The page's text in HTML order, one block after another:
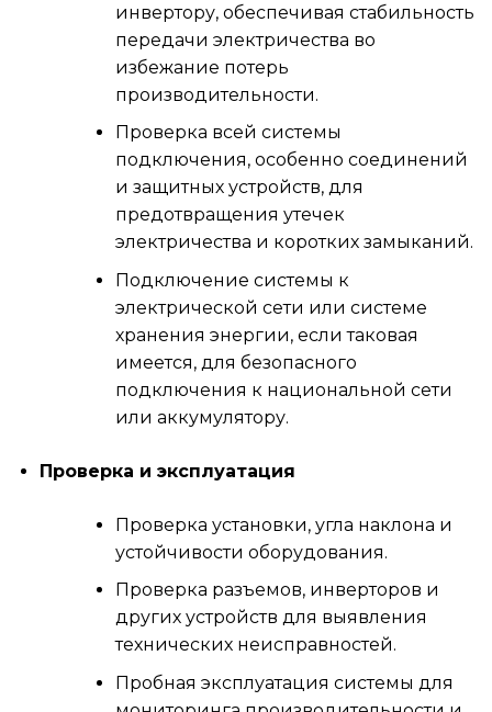
инвертору, обеспечивая стабильность
передачи электричества во
избежание потерь
производительности.
Проверка всей системы
подключения, особенно соединений
и защитных устройств, для
предотвращения утечек
электричества и коротких замыканий.
Подключение системы к
электрической сети или системе
хранения энергии, если таковая
имеется, для безопасного
подключения к национальной сети
или аккумулятору.
Проверка и эксплуатация
Проверка установки, угла наклона и
устойчивости оборудования.
Проверка разъемов, инверторов и
других устройств для выявления
технических неисправностей.
Пробная эксплуатация системы для